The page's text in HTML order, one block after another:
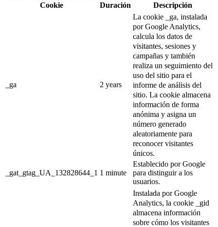
Cookie
Duración Descripción
_ga 2 years
La cookie _ga, instalada
por Google Analytics,
calcula los datos de
visitantes, sesiones y
campañas y también
realiza un seguimiento del
uso del sitio para el
informe de análisis del
sitio. La cookie almacena
información de forma
anónima y asigna un
número generado
aleatoriamente para
reconocer visitantes
únicos.
_gat_gtag_UA_132828644_1 1 minute
Establecido por Google
para distinguir a los
usuarios.
Instalada por Google
Analytics, la cookie _gid
almacena información
sobre cómo los visitantes